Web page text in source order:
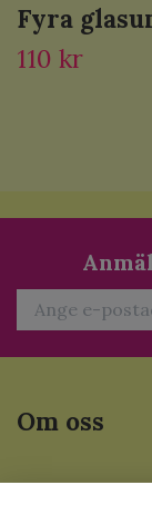
Fyra
110 kr
Om oss